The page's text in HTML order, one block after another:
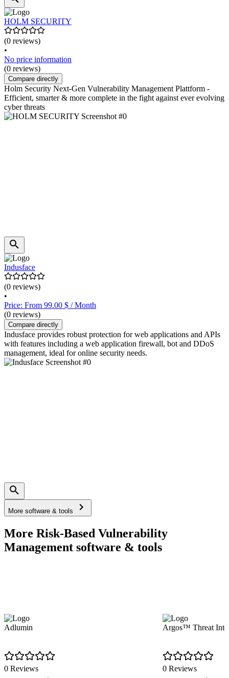
HOLM SECURITY
(0 reviews)
•
No price information
(0 reviews)
Compare directly
Holm Security Next-Gen Vulnerability Management Plattform -
Efficient, smarter & more complete in the fight against ever evolving
cyber threats
Indusface
(0 reviews)
•
Price: From 99.00 $ / Month
(0 reviews)
Compare directly
Indusface provides robust protection for web applications and APIs
with features including a web application firewall, bot and DDoS
management, ideal for online security needs.
More software & tools
More Risk-Based Vulnerability
Management software & tools
Adlumin
0 Reviews
Argos™ Threat
0 Reviews